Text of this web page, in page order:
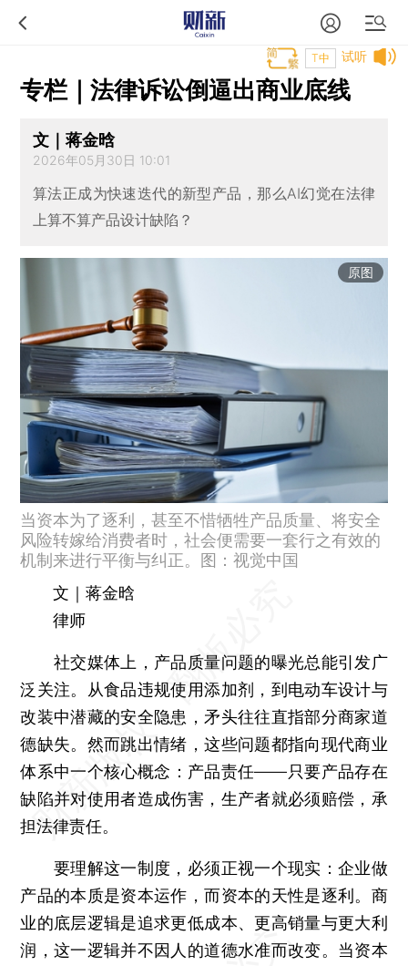
试听
T中
专栏｜法律诉讼倒逼出商业底线
文｜蒋金晗
2026年05月30日 10:01
算法正成为快速迭代的新型产品，那么AI幻觉在法律
上算不算产品设计缺陷？
原图
当资本为了逐利，甚至不惜牺牲产品质量、将安全
风险转嫁给消费者时，社会便需要一套行之有效的
机制来进行平衡与纠正。图：视觉中国
文｜蒋金晗
律师
社交媒体上，产品质量问题的曝光总能引发广
泛关注。从食品违规使用添加剂，到电动车设计与
改装中潜藏的安全隐患，矛头往往直指部分商家道
德缺失。然而跳出情绪，这些问题都指向现代商业
体系中一个核心概念：产品责任——只要产品存在
缺陷并对使用者造成伤害，生产者就必须赔偿，承
担法律责任。
要理解这一制度，必须正视一个现实：企业做
产品的本质是资本运作，而资本的天性是逐利。商
业的底层逻辑是追求更低成本、更高销量与更大利
润，这一逻辑并不因人的道德水准而改变。当资本